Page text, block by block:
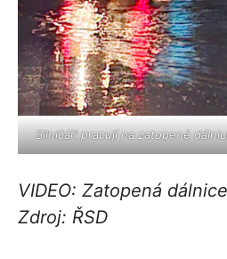
Silničáři pracují na zatopené
VIDEO: Zatopená
Zdroj: ŘSD